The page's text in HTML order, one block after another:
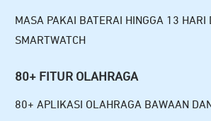
MASA PAKAI BATERAI HINGGA 13 HARI
SMARTWATCH
80+ FITUR OLAHRAGA
80+ APLIKASI OLAHRAGA BAWAAN